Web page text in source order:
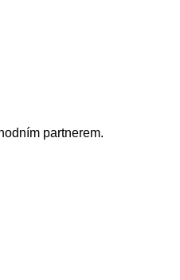
partnerem.